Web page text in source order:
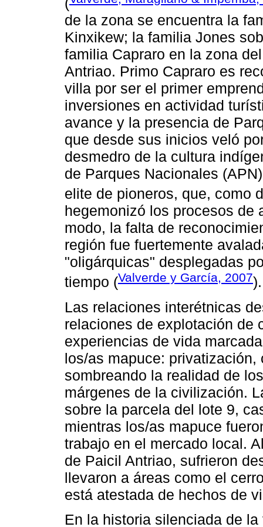
de la zona se encuentra la
Kinxikew; la familia Jones
familia Capraro en la zona
Antriao. Primo Capraro es
villa por ser el primer
inversiones en actividad
avance y la presencia de
que desde sus inicios veló
desmedro de la cultura
de Parques Nacionales
elite de pioneros, que, como
hegemonizó los procesos de
modo, la falta de
región fue fuertemente
"oligárquicas" desplegadas
tiempo (Valverde y García, 2007).
Las relaciones interétnicas
relaciones de explotación de
experiencias de vida
los/as mapuce:
sombreando la realidad de
márgenes de la civilización.
sobre la parcela del lote 9,
mientras los/as mapuce
trabajo en el mercado local.
de Paicil Antriao, sufrieron
llevaron a áreas como el
está atestada de hechos de
En la historia silenciada de